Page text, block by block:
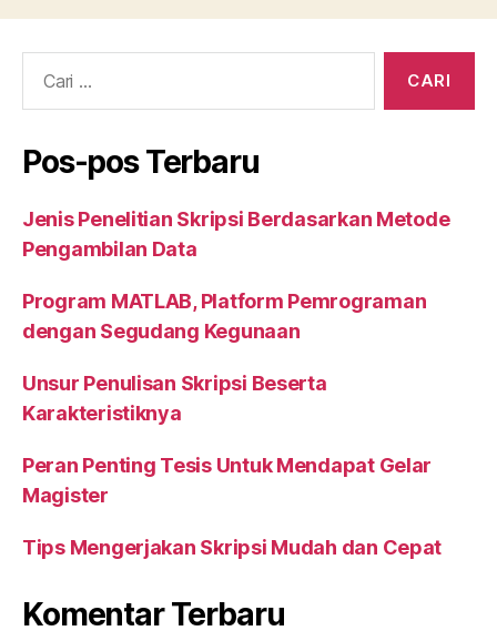
b
o
o
r
dI
n
A
p
Pos-pos Terbaru
Jenis Penelitian Skripsi Berdasarkan Metode
Pengambilan Data
Program MATLAB, Platform Pemrograman
dengan Segudang Kegunaan
Unsur Penulisan Skripsi Beserta
Karakteristiknya
Peran Penting Tesis Untuk Mendapat Gelar
Magister
Tips Mengerjakan Skripsi Mudah dan Cepat
Komentar Terbaru